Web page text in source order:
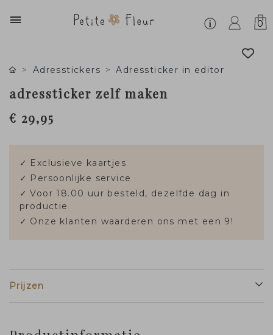
0
Adresstickers Adressticker in editor
adressticker zelf maken
€ 29,95
✓ Exclusieve kaartjes
✓ Persoonlijke service
✓ Voor 18.00 uur besteld, dezelfde dag in
productie
✓ Onze klanten waarderen ons met een 9!
Prijzen